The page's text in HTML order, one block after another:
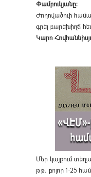
Փամբուկյանը։
Ժողովածուի
գրել բարեխիղճ
Կարո
Մեր կայքում
թթ. բոլոր 1-25